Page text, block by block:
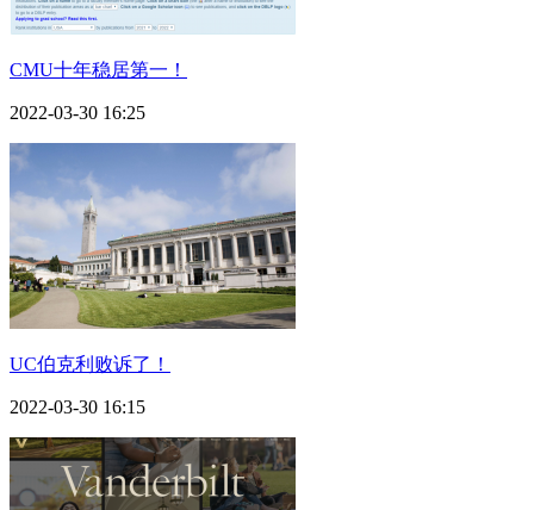
CMU十年稳居第一！
2022-03-30 16:25
UC伯克利败诉了！
2022-03-30 16:15